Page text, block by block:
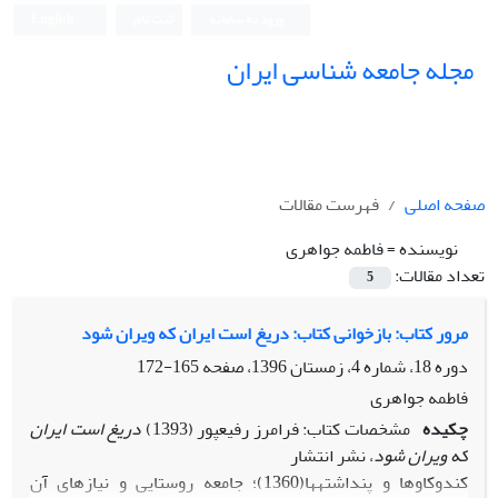
مجله جامعه شناسی ایران
صفحه اصلی
فهرست مقالات
نویسنده =فاطمه جواهری
تعداد مقالات:
5
مرور کتاب: بازخوانی کتاب: دریغ است ایران که ویران شود
دوره 18، شماره 4، زمستان 1396، صفحه
165-172
فاطمه جواهری
چکیده مشخصات کتاب: فرامرز رفیع­پور (1393)
دریغ است ایران
که ویران شود، نشر انتشار
کندوکاوها و پنداشته­ها(1360)؛ جامعه روستایی و نیازهای آن